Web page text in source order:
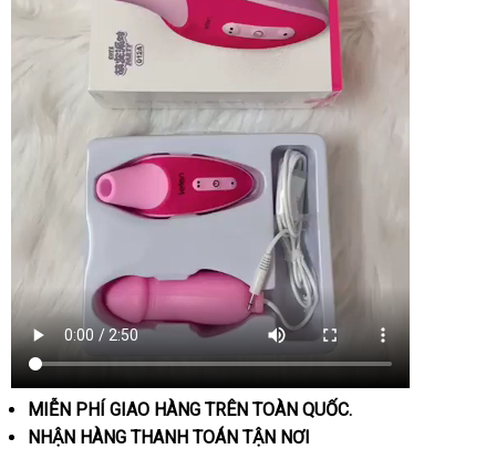
MIỄN PHÍ GIAO HÀNG TRÊN TOÀN QUỐC.
NHẬN HÀNG THANH TOÁN TẬN NƠI